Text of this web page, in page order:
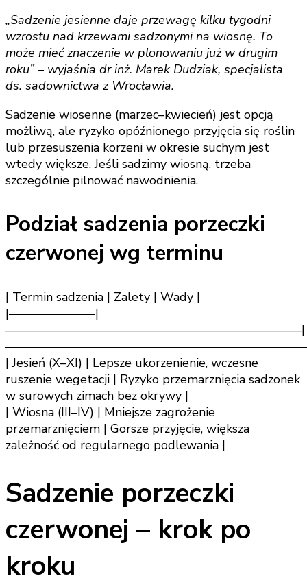
„Sadzenie jesienne daje przewagę kilku tygodni
wzrostu nad krzewami sadzonymi na wiosnę. To
może mieć znaczenie w plonowaniu już w drugim
roku” – wyjaśnia dr inż. Marek Dudziak, specjalista
ds. sadownictwa z Wrocławia.
Sadzenie wiosenne (marzec–kwiecień) jest opcją
możliwą, ale ryzyko opóźnionego przyjęcia się roślin
lub przesuszenia korzeni w okresie suchym jest
wtedy większe. Jeśli sadzimy wiosną, trzeba
szczególnie pilnować nawodnienia.
Podział sadzenia porzeczki
czerwonej wg terminu
| Termin sadzenia | Zalety | Wady |
|———————|
————————————————————————|
| Jesień (X–XI) | Lepsze ukorzenienie, wczesne
ruszenie wegetacji | Ryzyko przemarznięcia sadzonek
w surowych zimach bez okrywy |
| Wiosna (III–IV) | Mniejsze zagrożenie
przemarznięciem | Gorsze przyjęcie, większa
zależność od regularnego podlewania |
Sadzenie porzeczki
czerwonej – krok po
kroku